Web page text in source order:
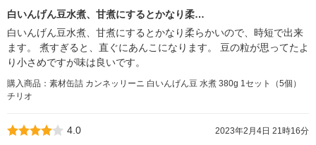
白いんげん豆水煮、甘煮にするとかなり柔…
白いんげん豆水煮、甘煮にするとかなり柔らかいので、時短で出来
ます。 煮すぎると、直ぐにあんこになります。 豆の粒が思ってたよ
り小さめですが味は良いです。
購入商品：素材缶詰 カンネッリーニ 白いんげん豆 水煮 380g 1セット（5個）
チリオ
4.0
2023年2月4日 21時16分